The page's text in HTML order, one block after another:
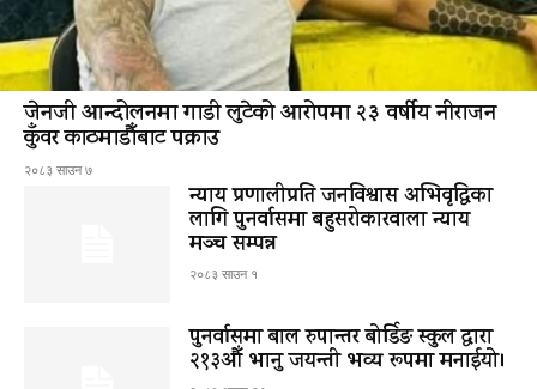
जेनजी आन्दोलनमा गाडी लुटेको आरोपमा २३ वर्षीय नीराजन
कुँवर काठमाडौँबाट पक्राउ
२०८३ साउन ७
न्याय प्रणालीप्रति जनविश्वास अभिवृद्धिका
लागि पुनर्वासमा बहुसरोकारवाला न्याय
मञ्च सम्पन्न
२०८३ साउन १
पुनर्वासमा बाल रुपान्तर बोर्डिङ स्कुल द्धारा
२१३औँ भानु जयन्ती भव्य रूपमा मनाईयो।